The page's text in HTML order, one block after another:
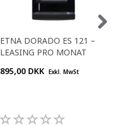
ETNA DORADO ES 121 –
LEASING PRO MONAT
895,00 DKK Exkl. MwSt